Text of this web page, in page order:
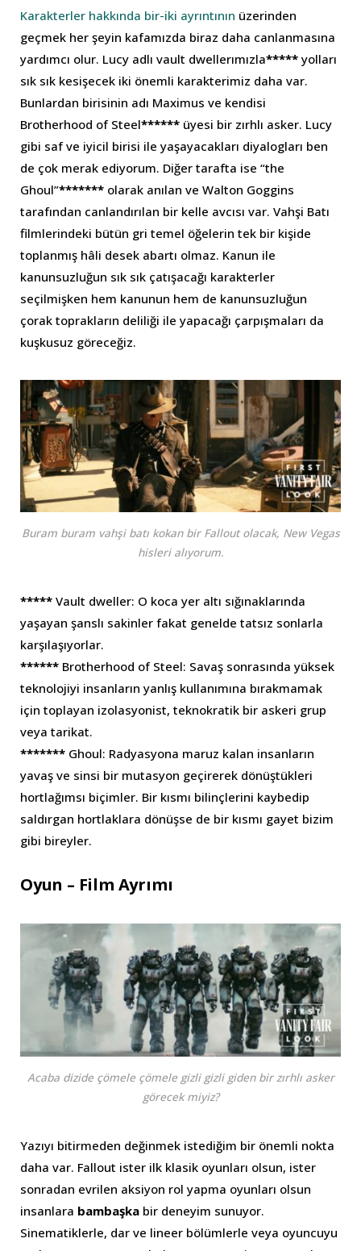
Karakterler hakkında bir-iki ayrıntının üzerinden
geçmek her şeyin kafamızda biraz daha canlanmasına
yardımcı olur. Lucy adlı vault dwellerımızla***** yolları
sık sık kesişecek iki önemli karakterimiz daha var.
Bunlardan birisinin adı Maximus ve kendisi
Brotherhood of Steel****** üyesi bir zırhlı asker. Lucy
gibi saf ve iyicil birisi ile yaşayacakları diyalogları ben
de çok merak ediyorum. Diğer tarafta ise “the
Ghoul”******* olarak anılan ve Walton Goggins
tarafından canlandırılan bir kelle avcısı var. Vahşi Batı
filmlerindeki bütün gri temel öğelerin tek bir kişide
toplanmış hâli desek abartı olmaz. Kanun ile
kanunsuzluğun sık sık çatışacağı karakterler
seçilmişken hem kanunun hem de kanunsuzluğun
çorak toprakların deliliği ile yapacağı çarpışmaları da
kuşkusuz göreceğiz.
Buram buram vahşi batı kokan bir Fallout olacak, New Vegas
hisleri alıyorum.
***** Vault dweller: O koca yer altı sığınaklarında
yaşayan şanslı sakinler fakat genelde tatsız sonlarla
karşılaşıyorlar.
****** Brotherhood of Steel: Savaş sonrasında yüksek
teknolojiyi insanların yanlış kullanımına bırakmamak
için toplayan izolasyonist, teknokratik bir askeri grup
veya tarikat.
******* Ghoul: Radyasyona maruz kalan insanların
yavaş ve sinsi bir mutasyon geçirerek dönüştükleri
hortlağımsı biçimler. Bir kısmı bilinçlerini kaybedip
saldırgan hortlaklara dönüşse de bir kısmı gayet bizim
gibi bireyler.
Oyun – Film Ayrımı
Acaba dizide çömele çömele gizli gizli giden bir zırhlı asker
görecek miyiz?
Yazıyı bitirmeden değinmek istediğim bir önemli nokta
daha var. Fallout ister ilk klasik oyunları olsun, ister
sonradan evrilen aksiyon rol yapma oyunları olsun
insanlara bambaşka bir deneyim sunuyor.
Sinematiklerle, dar ve lineer bölümlerle veya oyuncuyu